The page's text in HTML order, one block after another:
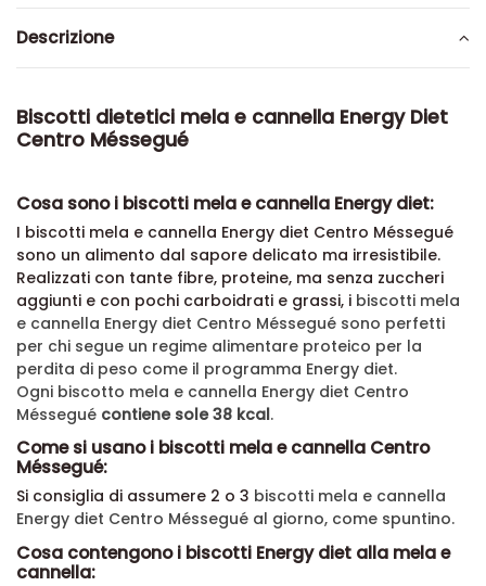
Descrizione
Biscotti dietetici mela e cannella Energy Diet
Centro Méssegué
Cosa sono i biscotti mela e cannella Energy diet:
I biscotti mela e cannella Energy diet Centro Méssegué
sono un alimento dal sapore delicato ma irresistibile.
Realizzati con tante fibre, proteine, ma senza zuccheri
aggiunti e con pochi carboidrati e grassi, i biscotti mela
e cannella Energy diet Centro Méssegué sono perfetti
per chi segue un regime alimentare proteico per la
perdita di peso come il programma Energy diet.
Ogni biscotto mela e cannella Energy diet Centro
Méssegué contiene sole 38 kcal.
Come si usano i biscotti mela e cannella Centro
Méssegué:
Si consiglia di assumere 2 o 3 biscotti mela e cannella
Energy diet Centro Méssegué al giorno, come spuntino.
Cosa contengono i biscotti Energy diet alla mela e
cannella: